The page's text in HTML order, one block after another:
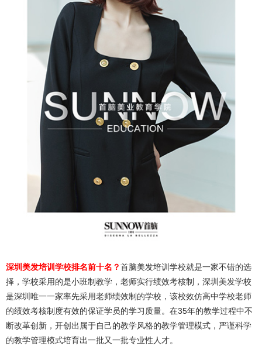
深圳美发培训学校排名前十名？首脑美发培训学校就是一家不错的选
择，学校采用的是小班制教学，老师实行绩效考核制，深圳美发学校
是深圳唯一一家率先采用老师绩效制的学校，该校效仿高中学校老师
的绩效考核制度有效的保证学员的学习质量。在35年的教学过程中不
断改革创新，开创出属于自己的教学风格的教学管理模式，严谨科学
的教学管理模式培育出一批又一批专业性人才。